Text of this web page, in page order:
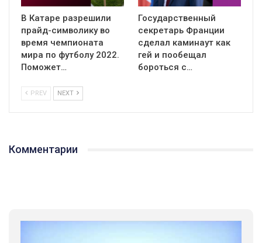
В Катаре разрешили
прайд-символику во
время чемпионата
мира по футболу 2022.
Поможет…
Государственный
секретарь Франции
сделал каминаут как
гей и пообещал
бороться с…
PREV NEXT
Комментарии